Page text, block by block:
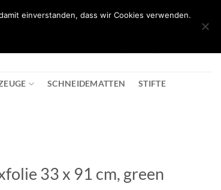
SCHNEIDEMATTEN STIFTE
33 x 91 cm, green
einverstanden, dass wir Cookies verwenden.